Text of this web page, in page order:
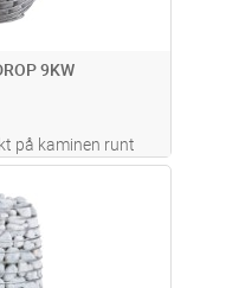
9KW
på kaminen runt
bastustenar. Tack
ökar ytan för att
det innebär mindre
...läs mer
i kundvagn